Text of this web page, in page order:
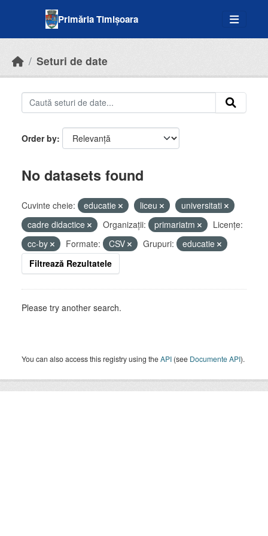
Primăria Timișoara
Seturi de date
Order by
No datasets found
Cuvinte cheie: educatie liceu
universitati
cadre didactice
Organizații: primariatm
Licenţe:
cc-by
Formate: CSV Grupuri:
educatie
Filtrează Rezultatele
Please try another search.
You can also access this registry using theAPI (see Documente API).